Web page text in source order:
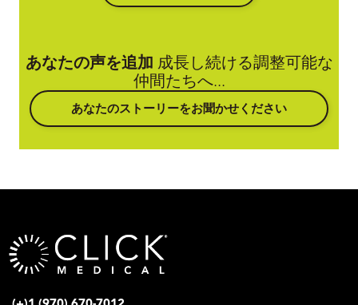
あなたの声を追加 成長し続ける調整可能な
仲間たちへ...
あなたのストーリーをお聞かせください